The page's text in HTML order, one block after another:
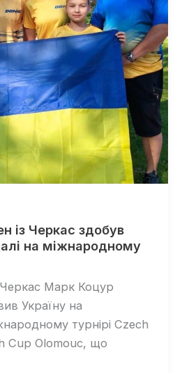
із Черкас здобув
на міжнародному
Черкас Марк Коцур
Україну на
турнірі Czech
Cup Olomouc, що